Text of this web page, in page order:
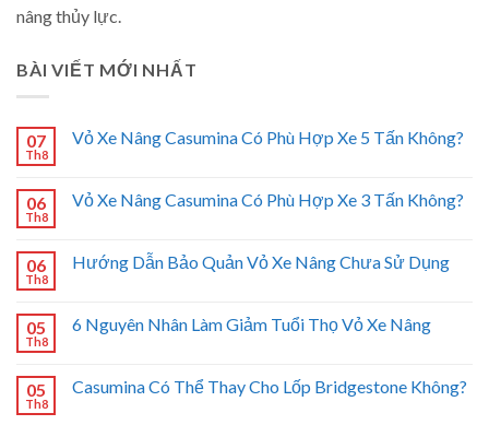
nâng thủy lực.
BÀI VIẾT MỚI NHẤT
07
Th8
Vỏ Xe Nâng Casumina Có Phù Hợp Xe 5 Tấn Không?
06
Th8
Vỏ Xe Nâng Casumina Có Phù Hợp Xe 3 Tấn Không?
06
Th8
Hướng Dẫn Bảo Quản Vỏ Xe Nâng Chưa Sử Dụng
05
Th8
6 Nguyên Nhân Làm Giảm Tuổi Thọ Vỏ Xe Nâng
05
Th8
Casumina Có Thể Thay Cho Lốp Bridgestone Không?